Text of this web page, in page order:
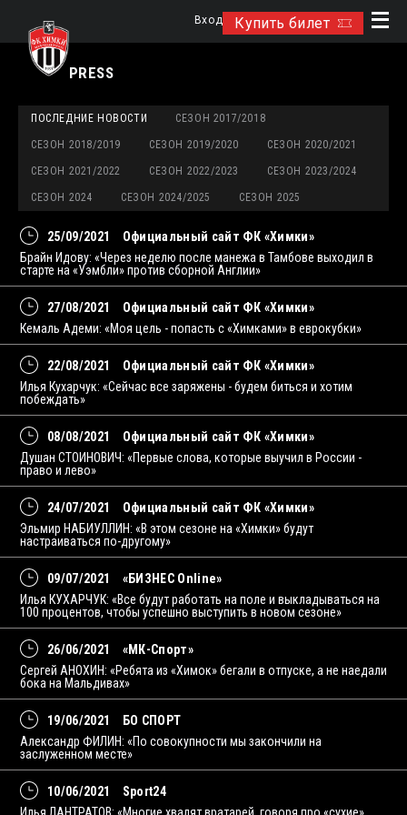
Купить билет
Вход
PRESS
ПОСЛЕДНИЕ НОВОСТИ СЕЗОН 2017/2018
СЕЗОН 2018/2019 СЕЗОН 2019/2020 СЕЗОН 2020/2021
СЕЗОН 2021/2022 СЕЗОН 2022/2023 СЕЗОН 2023/2024
СЕЗОН 2024 СЕЗОН 2024/2025 СЕЗОН 2025
25/09/2021
Официальный сайт ФК «Химки»
Брайн Идову: «Через неделю после манежа в Тамбове выходил в
старте на «Уэмбли» против сборной Англии»
27/08/2021
Официальный сайт ФК «Химки»
Кемаль Адеми: «Моя цель - попасть с «Химками» в еврокубки»
22/08/2021
Официальный сайт ФК «Химки»
Илья Кухарчук: «Сейчас все заряжены - будем биться и хотим
побеждать»
08/08/2021
Официальный сайт ФК «Химки»
Душан СТОИНОВИЧ: «Первые слова, которые выучил в России -
право и лево»
24/07/2021
Официальный сайт ФК «Химки»
Эльмир НАБИУЛЛИН: «В этом сезоне на «Химки» будут
настраиваться по-другому»
09/07/2021
«БИЗНЕС Online»
Илья КУХАРЧУК: «Все будут работать на поле и выкладываться на
100 процентов, чтобы успешно выступить в новом сезоне»
26/06/2021
«МК-Спорт»
Сергей АНОХИН: «Ребята из «Химок» бегали в отпуске, а не наедали
бока на Мальдивах»
19/06/2021
БО СПОРТ
Александр ФИЛИН: «По совокупности мы закончили на
заслуженном месте»
10/06/2021
Sport24